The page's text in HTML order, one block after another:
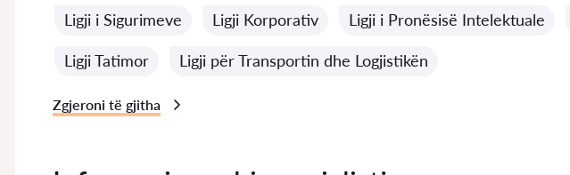
Ligji i Sigurimeve Ligji Korporativ Ligji i Pronësisë Intelektuale
Ligji Tatimor Ligji për Transportin dhe Logjistikën
Zgjeroni të gjitha